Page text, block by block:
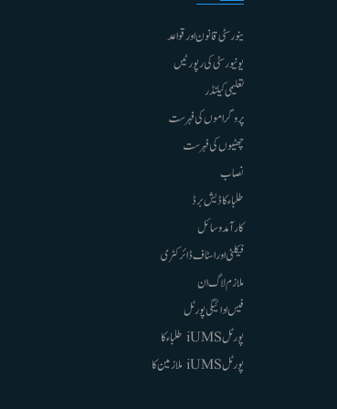
ینورسٹی قانون اور قواعد
یونیورسٹی کی رپورٹیں
تعلیمی کیلنڈر
پروگراموں کی فہرست
چھٹیوں کی فہرست
نصاب
طلباء کا ڈیش برڈ
کارآمد وسائل
فیکلٹی اور اسٹاف ڈائرکٹری
ملازم لاگ ان
فیس ادائیگی پورٹل
پورٹل iUMS طلباء کا
پورٹل iUMS ملازمین کا